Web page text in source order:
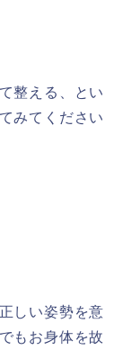
整える、とい
みてください
しい姿勢を意
もお身体を故